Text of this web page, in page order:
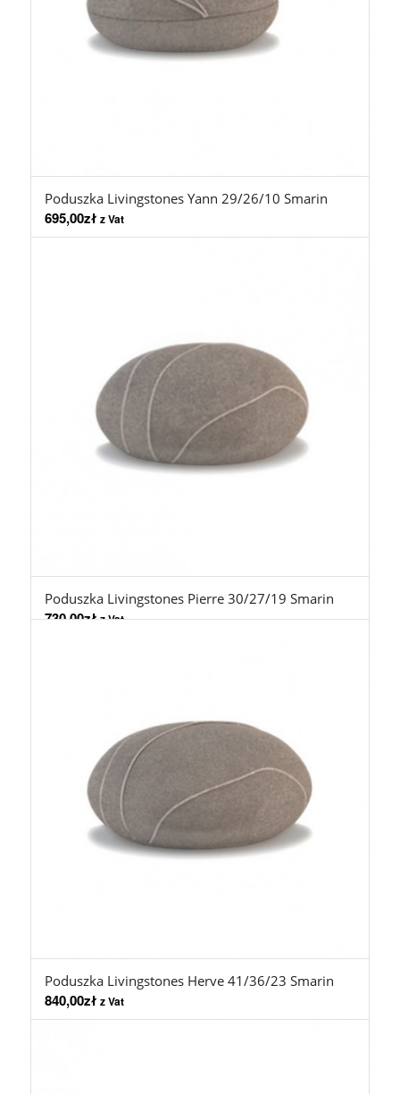
Poduszka Livingstones Yann 29/26/10 Smarin
695,00zł z Vat
Poduszka Livingstones Pierre 30/27/19 Smarin
730,00zł z Vat
Poduszka Livingstones Herve 41/36/23 Smarin
840,00zł z Vat